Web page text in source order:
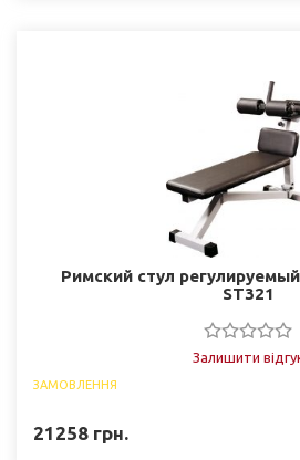
Римский стул
ST321
Залишити
ЗАМОВЛЕННЯ
21258 грн.